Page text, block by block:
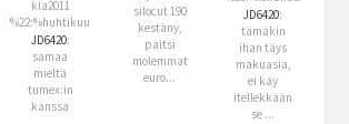
kla2011
%22:%huhtikuu
JD6420:
samaa
mieltä
tumex:in
kanssa
silocut 190
kestäny,
paitsi
molemmat
euro...
JD6420:
tämäkin
ihan täys
makuasia,
ei käy
itellekkään
se ...